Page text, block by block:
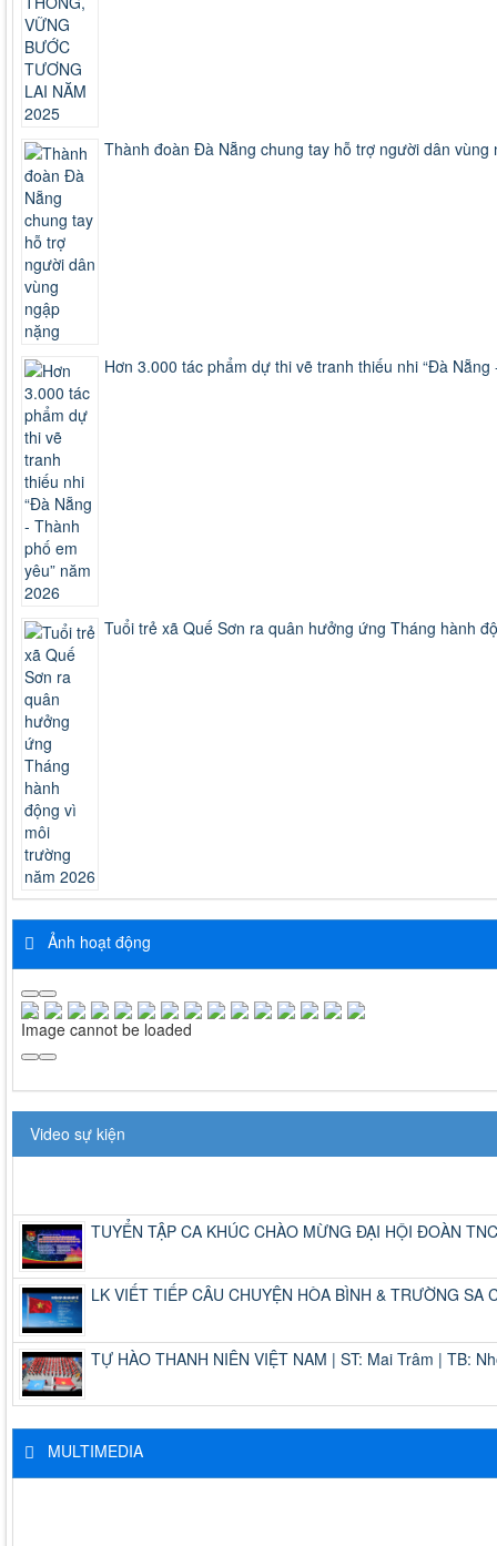
Thành đoàn Đà Nẵng chung tay hỗ trợ người dân vùng
Hơn 3.000 tác phẩm dự thi vẽ tranh thiếu nhi “Đà
Tuổi trẻ xã Quế Sơn ra quân hưởng ứng Tháng hành
Ảnh hoạt động
Image cannot be loaded
Video sự kiện
TUYỂN TẬP CA KHÚC CHÀO MỪNG ĐẠI HỘI ĐOÀN
LK VIẾT TIẾP CÂU CHUYỆN HÒA BÌNH & TRƯỜNG
TỰ HÀO THANH NIÊN VIỆT NAM | ST: Mai Trâm | TB:
MULTIMEDIA